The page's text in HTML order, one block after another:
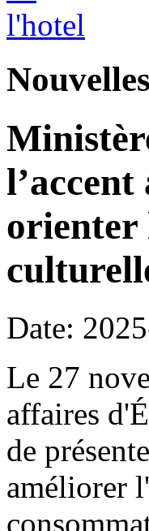
Nouvelles
orienter
Date:
Le 27
affaires
de
améliorer